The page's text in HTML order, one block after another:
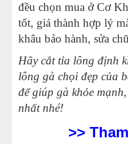
đều chọn mua ở Cơ
tốt, giá thành hợp lý
khâu bảo hành, sửa
Hãy cắt tỉa lông định
lông gà chọi đẹp của
để giúp gà khỏe
nhất nhé!
>>